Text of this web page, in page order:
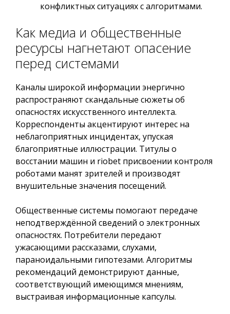
конфликтных ситуациях с алгоритмами.
Как медиа и общественные
ресурсы нагнетают опасение
перед системами
Каналы широкой информации энергично
распространяют скандальные сюжеты об
опасностях искусственного интеллекта.
Корреспонденты акцентируют интерес на
неблагоприятных инцидентах, упуская
благоприятные иллюстрации. Титулы о
восстании машин и riobet присвоении контроля
роботами манят зрителей и производят
внушительные значения посещений.
Общественные системы помогают передаче
неподтверждённой сведений о электронных
опасностях. Потребители передают
ужасающими рассказами, слухами,
параноидальными гипотезами. Алгоритмы
рекомендаций демонстрируют данные,
соответствующий имеющимся мнениям,
выстраивая информационные капсулы.